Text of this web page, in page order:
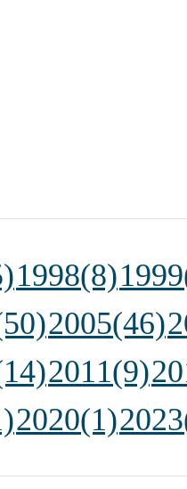
1998(8)
2005(46)
2011(9)
2020(1)